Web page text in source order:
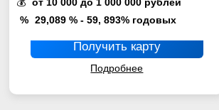
% 29,089 % - 59, 893% годовых
Получить карту
Подробнее